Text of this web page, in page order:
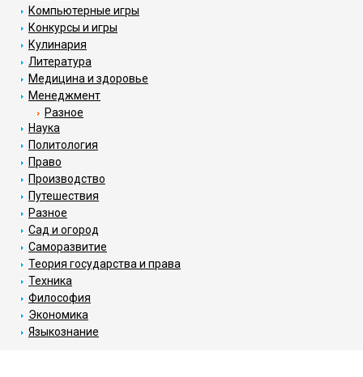
Компьютерные игры
Конкурсы и игры
Кулинария
Литература
Медицина и здоровье
Менеджмент
Разное
Наука
Политология
Право
Производство
Путешествия
Разное
Сад и огород
Саморазвитие
Теория государства и права
Техника
Философия
Экономика
Языкознание